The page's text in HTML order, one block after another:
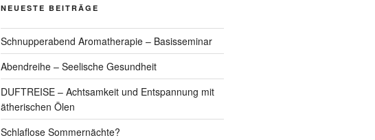
NEUESTE BEITRÄGE
Schnupperabend Aromatherapie – Basisseminar
Abendreihe – Seelische Gesundheit
DUFTREISE – Achtsamkeit und Entspannung mit
ätherischen Ölen
Schlaflose Sommernächte?